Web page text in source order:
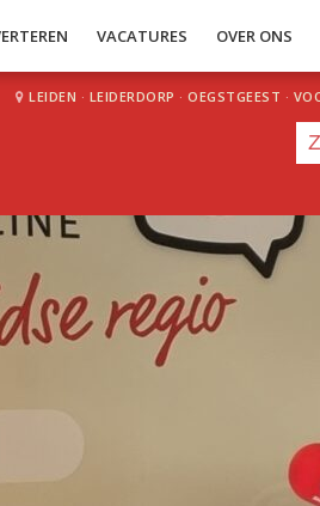
VACATURES OVER ONS
LEIDEN · LEIDERDORP · OEGSTGEEST ·